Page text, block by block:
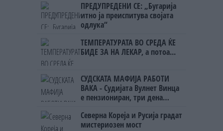
ПРЕДУПРЕДЕНИ СЕ: „Бугарија
итно ја преиспитува својата
одлука“
ТЕМПЕРАТУРАТА ВО СРЕДА ЌЕ
БИДЕ ЗА НА ЛЕКАР, а потоа...
СУДСКАТА МАФИЈА РАБОТИ
ВАКА - Судијата Вулнет Винца
е пензиониран, три дена
на бизнисменот Марковски
Северна Кореја и Русија градат
мистериозен мост